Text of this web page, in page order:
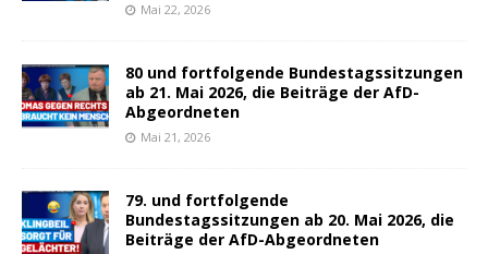
Mai 22, 2026
80 und fortfolgende Bundestagssitzungen
ab 21. Mai 2026, die Beiträge der AfD-
Abgeordneten
Mai 21, 2026
79. und fortfolgende
Bundestagssitzungen ab 20. Mai 2026, die
Beiträge der AfD-Abgeordneten